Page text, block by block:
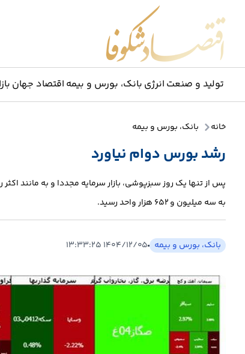
تولید و صنعت انرژی بانک، بورس و بیمه اقتصاد جهان
خانه بانک، بورس و بیمه
رشد بورس دوام نیاورد
به سه میلیون و ۶۵۲ هزار واحد رسید.
بانک، بورس و بیمه ۱۴۰۴/۱۲/۰۵ ۱۳:۳۳:۲۵